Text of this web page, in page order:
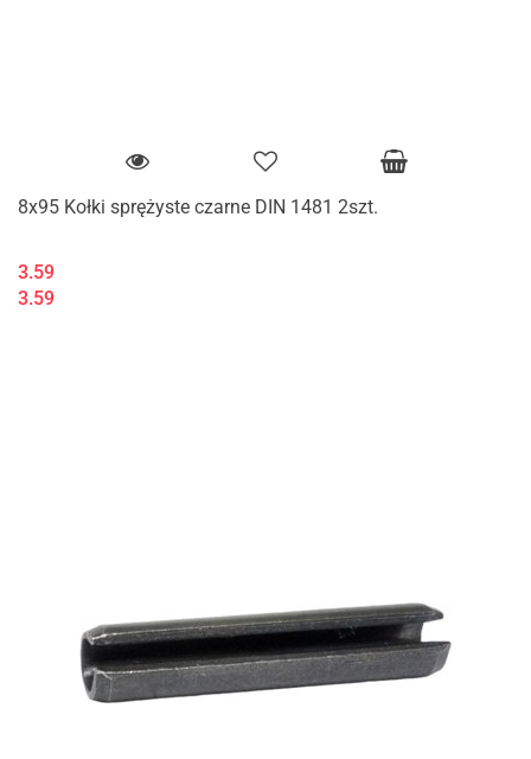
8x95 Kołki sprężyste czarne DIN 1481 2szt.
3.59
3.59